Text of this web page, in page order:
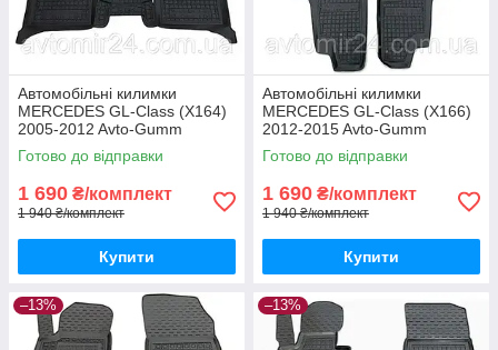
Автомобільні килимки
MERCEDES GL-Class (X164)
2005-2012 Avto-Gumm
килимки для авто МЕРСЕДЕС
ГЛ-Класс (Х164) 2005-2012
Готово до відправки
1 690 ₴/комплект
1 940 ₴/комплект
Купити
Автомобільні килимки
MERCEDES GL-Class (X166)
2012-2015 Avto-Gumm
килимки для авто МЕРСЕДЕС
ГЛ-Класс (Х166) 2012-2015
Готово до відправки
1 690 ₴/комплект
1 940 ₴/комплект
Купити
–13% –13%